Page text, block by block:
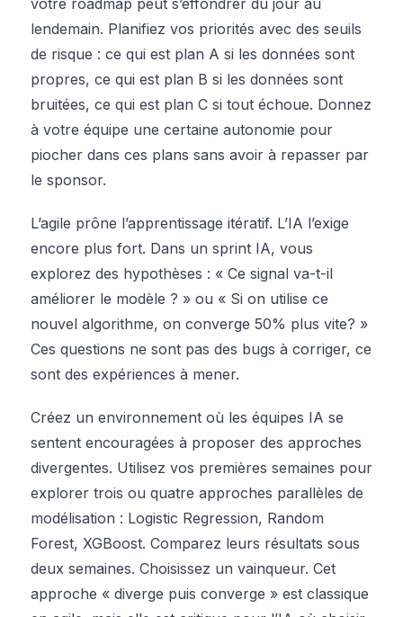
lendemain. Planifiez vos priorités avec des seuils
de risque : ce qui est plan A si les données sont
propres, ce qui est plan B si les données sont
bruitées, ce qui est plan C si tout échoue. Donnez
à votre équipe une certaine autonomie pour
piocher dans ces plans sans avoir à repasser par
le sponsor.
L’agile prône l’apprentissage itératif. L’IA l’exige
encore plus fort. Dans un sprint IA, vous
explorez des hypothèses : « Ce signal va-t-il
améliorer le modèle ? » ou « Si on utilise ce
nouvel algorithme, on converge 50% plus vite? »
Ces questions ne sont pas des bugs à corriger, ce
sont des expériences à mener.
Créez un environnement où les équipes IA se
sentent encouragées à proposer des approches
divergentes. Utilisez vos premières semaines pour
explorer trois ou quatre approches parallèles de
modélisation : Logistic Regression, Random
Forest, XGBoost. Comparez leurs résultats sous
deux semaines. Choisissez un vainqueur. Cet
approche « diverge puis converge » est classique